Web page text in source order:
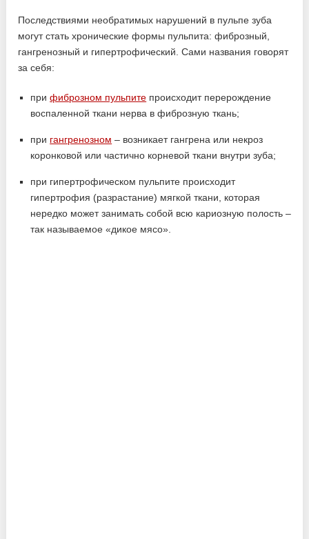
Последствиями необратимых нарушений в пульпе зуба
могут стать хронические формы пульпита: фиброзный,
гангренозный и гипертрофический. Сами названия говорят
за себя:
прифиброзном пульпите происходит перерождение
воспаленной ткани нерва в фиброзную ткань;
при гангренозном – возникает гангрена или некроз
коронковой или частично корневой ткани внутри зуба;
при гипертрофическом пульпите происходит
гипертрофия (разрастание) мягкой ткани, которая
нередко может занимать собой всю кариозную полость –
так называемое «дикое мясо».